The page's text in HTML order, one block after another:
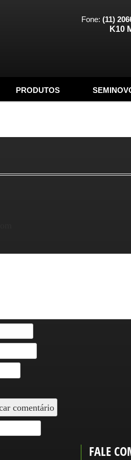
Fone: (11)
K10
PRODUTOS
FALE